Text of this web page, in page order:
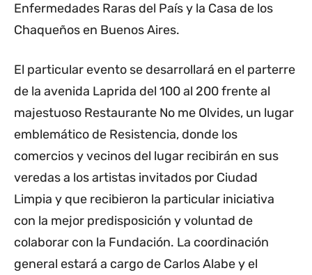
Enfermedades Raras del País y la Casa de los
Chaqueños en Buenos Aires.
El particular evento se desarrollará en el parterre
de la avenida Laprida del 100 al 200 frente al
majestuoso Restaurante No me Olvides, un lugar
emblemático de Resistencia, donde los
comercios y vecinos del lugar recibirán en sus
veredas a los artistas invitados por Ciudad
Limpia y que recibieron la particular iniciativa
con la mejor predisposición y voluntad de
colaborar con la Fundación. La coordinación
general estará a cargo de Carlos Alabe y el